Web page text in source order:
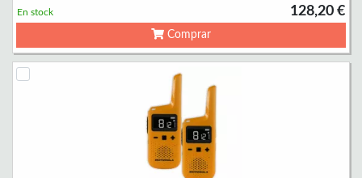
128,20 €
En stock
Comprar